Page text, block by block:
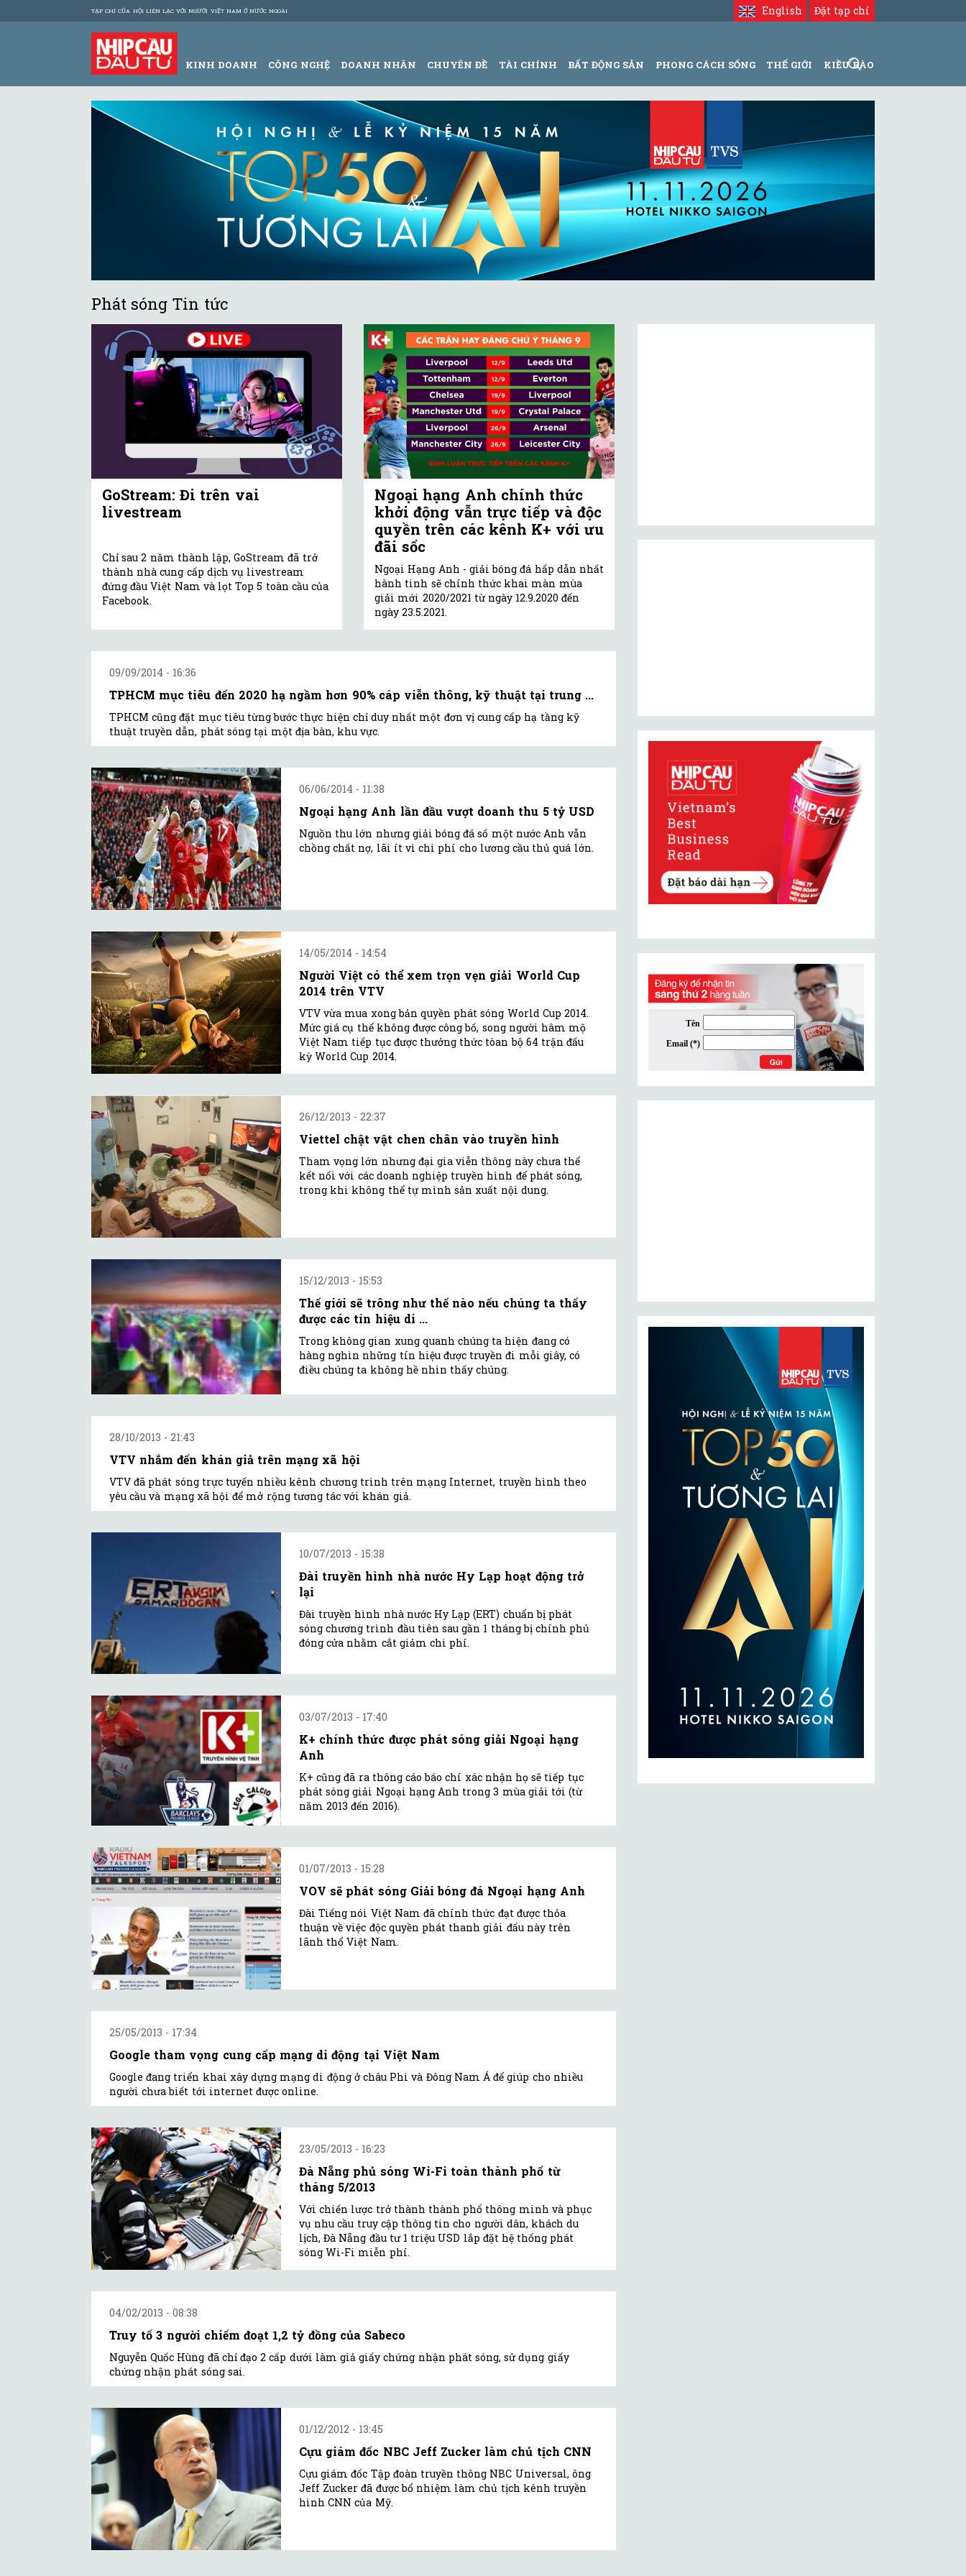
TẠP CHÍ CỦA HỘI LIÊN LẠC VỚI NGƯỜI VIỆT NAM Ở NƯỚC NGOÀI Đặt tạp chí
English
KINH DOANH CÔNG NGHỆ DOANH NHÂN CHUYÊN ĐỀ TÀI CHÍNH BẤT ĐỘNG SẢN PHONG CÁCH SỐNG THẾ GIỚI KIỀU BÀO
Phát sóng Tin tức
GoStream: Đi trên vai
livestream
Chỉ sau 2 năm thành lập, GoStream đã trở
thành nhà cung cấp dịch vụ livestream
đứng đầu Việt Nam và lọt Top 5 toàn cầu của
Facebook.
Ngoại hạng Anh chính thức
khởi động vẫn trực tiếp và độc
quyền trên các kênh K+ với ưu
đãi sốc
Ngoại Hạng Anh - giải bóng đá hấp dẫn nhất
hành tinh sẽ chính thức khai màn mùa
giải mới 2020/2021 từ ngày 12.9.2020 đến
ngày 23.5.2021.
09/09/2014 - 16:36
TPHCM mục tiêu đến 2020 hạ ngầm hơn 90% cáp viễn thông, kỹ thuật tại trung ...
TPHCM cũng đặt mục tiêu từng bước thực hiện chỉ duy nhất một đơn vị cung cấp hạ tầng kỹ
thuật truyền dẫn, phát sóng tại một địa bàn, khu vực.
06/06/2014 - 11:38
Ngoại hạng Anh lần đầu vượt doanh thu 5 tỷ USD
Nguồn thu lớn nhưng giải bóng đá số một nước Anh vẫn
chồng chất nợ, lãi ít vì chi phí cho lương cầu thủ quá lớn.
14/05/2014 - 14:54
Người Việt có thể xem trọn vẹn giải World Cup
2014 trên VTV
VTV vừa mua xong bản quyền phát sóng World Cup 2014.
Mức giá cụ thể không được công bố, song người hâm mộ
Việt Nam tiếp tục được thưởng thức tòan bộ 64 trận đấu
kỳ World Cup 2014.
26/12/2013 - 22:37
Viettel chật vật chen chân vào truyền hình
Tham vọng lớn nhưng đại gia viễn thông này chưa thể
kết nối với các doanh nghiệp truyền hình để phát sóng,
trong khi không thể tự mình sản xuất nội dung.
15/12/2013 - 15:53
Thế giới sẽ trông như thế nào nếu chúng ta thấy
được các tín hiệu di ...
Trong không gian xung quanh chúng ta hiện đang có
hàng nghìn những tín hiệu được truyền đi mỗi giây, có
điều chúng ta không hề nhìn thấy chúng.
28/10/2013 - 21:43
VTV nhắm đến khán giả trên mạng xã hội
VTV đã phát sóng trực tuyến nhiều kênh chương trình trên mạng Internet, truyền hình theo
yêu cầu và mạng xã hội để mở rộng tương tác với khán giả.
10/07/2013 - 15:38
Đài truyền hình nhà nước Hy Lạp hoạt động trở
lại
Đài truyền hình nhà nước Hy Lạp (ERT) chuẩn bị phát
sóng chương trình đầu tiên sau gần 1 tháng bị chính phủ
đóng cửa nhằm cắt giảm chi phí.
03/07/2013 - 17:40
K+ chính thức được phát sóng giải Ngoại hạng
Anh
K+ cũng đã ra thông cáo báo chí xác nhận họ sẽ tiếp tục
phát sóng giải Ngoại hạng Anh trong 3 mùa giải tới (từ
năm 2013 đến 2016).
01/07/2013 - 15:28
VOV sẽ phát sóng Giải bóng đá Ngoại hạng Anh
Đài Tiếng nói Việt Nam đã chính thức đạt được thỏa
thuận về việc độc quyền phát thanh giải đấu này trên
lãnh thổ Việt Nam.
25/05/2013 - 17:34
Google tham vọng cung cấp mạng di động tại Việt Nam
Google đang triển khai xây dựng mạng di động ở châu Phi và Đông Nam Á để giúp cho nhiều
người chưa biết tới internet được online.
23/05/2013 - 16:23
Đà Nẵng phủ sóng Wi-Fi toàn thành phố từ
tháng 5/2013
Với chiến lược trở thành thành phố thông minh và phục
vụ nhu cầu truy cập thông tin cho người dân, khách du
lịch, Đà Nẵng đầu tư 1 triệu USD lắp đặt hệ thống phát
sóng Wi-Fi miễn phí.
04/02/2013 - 08:38
Truy tố 3 người chiếm đoạt 1,2 tỷ đồng của Sabeco
Nguyễn Quốc Hùng đã chỉ đạo 2 cấp dưới làm giả giấy chứng nhận phát sóng, sử dụng giấy
chứng nhận phát sóng sai.
01/12/2012 - 13:45
Cựu giám đốc NBC Jeff Zucker làm chủ tịch CNN
Cựu giám đốc Tập đoàn truyền thông NBC Universal, ông
Jeff Zucker đã được bổ nhiệm làm chủ tịch kênh truyền
hình CNN của Mỹ.